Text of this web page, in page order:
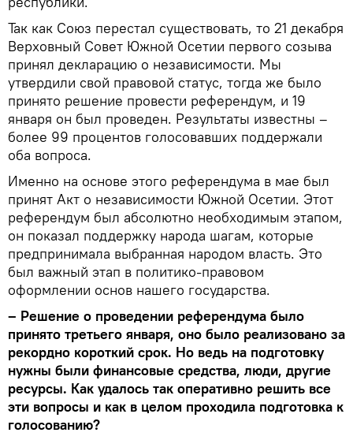
Так как Союз перестал существовать, то 21 декабря
Верховный Совет Южной Осетии первого созыва
принял декларацию о независимости. Мы
утвердили свой правовой статус, тогда же было
принято решение провести референдум, и 19
января он был проведен. Результаты известны –
более 99 процентов голосовавших поддержали
оба вопроса.
Именно на основе этого референдума в мае был
принят Акт о независимости Южной Осетии. Этот
референдум был абсолютно необходимым этапом,
он показал поддержку народа шагам, которые
предпринимала выбранная народом власть. Это
был важный этап в политико-правовом
оформлении основ нашего государства.
– Решение о проведении референдума было
принято третьего января, оно было реализовано за
рекордно короткий срок. Но ведь на подготовку
нужны были финансовые средства, люди, другие
ресурсы. Как удалось так оперативно решить все
эти вопросы и как в целом проходила подготовка к
голосованию?